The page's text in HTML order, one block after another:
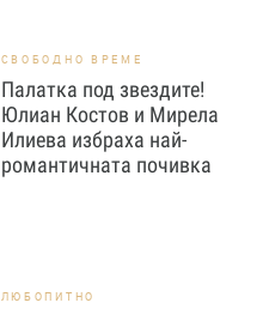
СВОБОДНО ВРЕМЕ
Палатка под звездите!
Юлиан Костов и Мирела
Илиева избраха най-
романтичната почивка
ЛЮБОПИТНО